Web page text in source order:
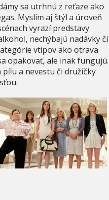
sa utrhnú z reťaze ako
Myslím aj štýl a úroveň
vyrazí predstavy
nechýbajú nadávky či
vtipov ako otrava
opakovať, ale inak fungujú.
a nevestu či družičky